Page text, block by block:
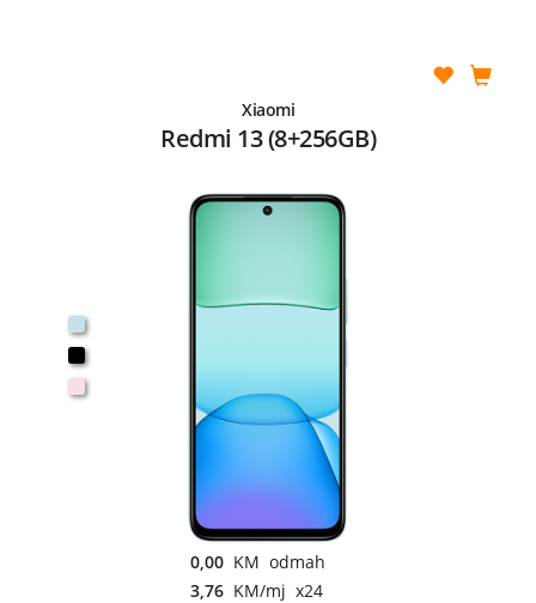
Xiaomi
Redmi 13 (8+256GB)
0,00 KM odmah
3,76 KM/mj x24